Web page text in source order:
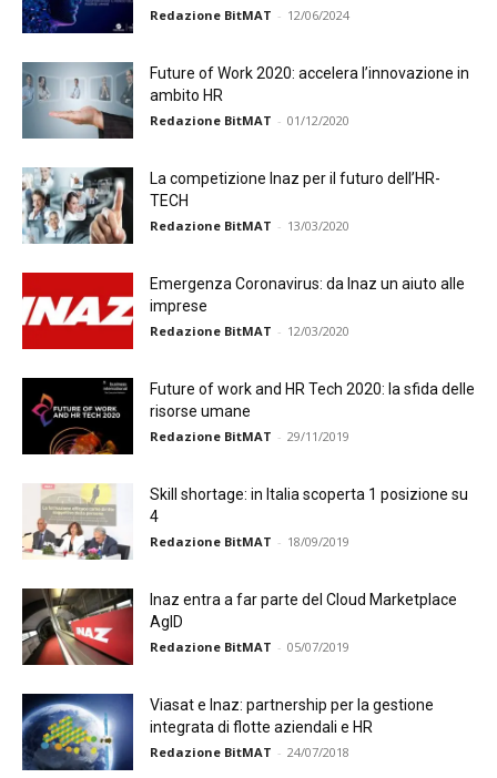
Redazione BitMAT - 12/06/2024
Future of Work 2020: accelera l’innovazione in
ambito HR
Redazione BitMAT - 01/12/2020
La competizione Inaz per il futuro dell’HR-
TECH
Redazione BitMAT - 13/03/2020
Emergenza Coronavirus: da Inaz un aiuto alle
imprese
Redazione BitMAT - 12/03/2020
Future of work and HR Tech 2020: la sfida delle
risorse umane
Redazione BitMAT - 29/11/2019
Skill shortage: in Italia scoperta 1 posizione su
4
Redazione BitMAT - 18/09/2019
Inaz entra a far parte del Cloud Marketplace
AgID
Redazione BitMAT - 05/07/2019
Viasat e Inaz: partnership per la gestione
integrata di flotte aziendali e HR
Redazione BitMAT - 24/07/2018